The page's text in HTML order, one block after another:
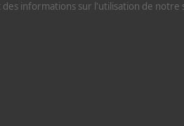
informations sur l'utilisation de